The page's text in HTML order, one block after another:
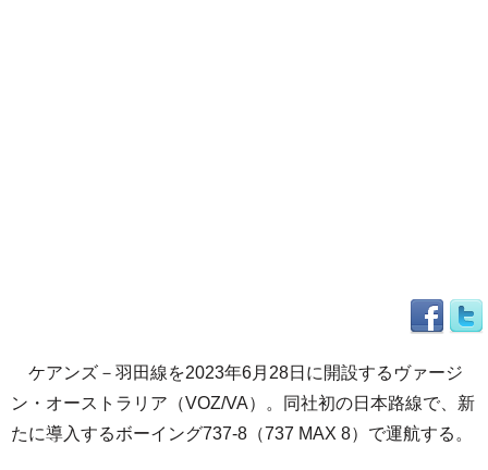
ケアンズ－羽田線を2023年6月28日に開設するヴァージ
ン・オーストラリア（VOZ/VA）。同社初の日本路線で、新
たに導入するボーイング737-8（737 MAX 8）で運航する。